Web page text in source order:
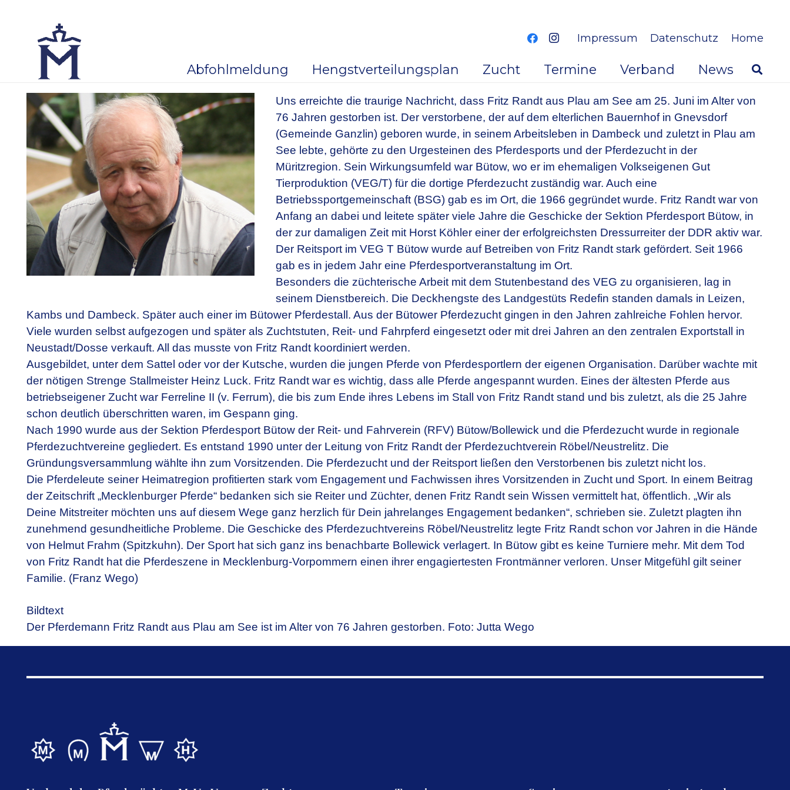
Impressum Datenschutz Home
Abfohlmeldung Hengstverteilungsplan Zucht Termine Verband News
Uns erreichte die traurige Nachricht, dass Fritz Randt aus Plau am See am 25. Juni im Alter von
76 Jahren gestorben ist. Der verstorbene, der auf dem elterlichen Bauernhof in Gnevsdorf
(Gemeinde Ganzlin) geboren wurde, in seinem Arbeitsleben in Dambeck und zuletzt in Plau am
See lebte, gehörte zu den Urgesteinen des Pferdesports und der Pferdezucht in der
Müritzregion. Sein Wirkungsumfeld war Bütow, wo er im ehemaligen Volkseigenen Gut
Tierproduktion (VEG/T) für die dortige Pferdezucht zuständig war. Auch eine
Betriebssportgemeinschaft (BSG) gab es im Ort, die 1966 gegründet wurde. Fritz Randt war von
Anfang an dabei und leitete später viele Jahre die Geschicke der Sektion Pferdesport Bütow, in
der zur damaligen Zeit mit Horst Köhler einer der erfolgreichsten Dressurreiter der DDR aktiv war.
Der Reitsport im VEG T Bütow wurde auf Betreiben von Fritz Randt stark gefördert. Seit 1966
gab es in jedem Jahr eine Pferdesportveranstaltung im Ort.
Besonders die züchterische Arbeit mit dem Stutenbestand des VEG zu organisieren, lag in
seinem Dienstbereich. Die Deckhengste des Landgestüts Redefin standen damals in Leizen,
Kambs und Dambeck. Später auch einer im Bütower Pferdestall. Aus der Bütower Pferdezucht gingen in den Jahren zahlreiche Fohlen hervor.
Viele wurden selbst aufgezogen und später als Zuchtstuten, Reit- und Fahrpferd eingesetzt oder mit drei Jahren an den zentralen Exportstall in
Neustadt/Dosse verkauft. All das musste von Fritz Randt koordiniert werden.
Ausgebildet, unter dem Sattel oder vor der Kutsche, wurden die jungen Pferde von Pferdesportlern der eigenen Organisation. Darüber wachte mit
der nötigen Strenge Stallmeister Heinz Luck. Fritz Randt war es wichtig, dass alle Pferde angespannt wurden. Eines der ältesten Pferde aus
betriebseigener Zucht war Ferreline II (v. Ferrum), die bis zum Ende ihres Lebens im Stall von Fritz Randt stand und bis zuletzt, als die 25 Jahre
schon deutlich überschritten waren, im Gespann ging.
Nach 1990 wurde aus der Sektion Pferdesport Bütow der Reit- und Fahrverein (RFV) Bütow/Bollewick und die Pferdezucht wurde in regionale
Pferdezuchtvereine gegliedert. Es entstand 1990 unter der Leitung von Fritz Randt der Pferdezuchtverein Röbel/Neustrelitz. Die
Gründungsversammlung wählte ihn zum Vorsitzenden. Die Pferdezucht und der Reitsport ließen den Verstorbenen bis zuletzt nicht los.
Die Pferdeleute seiner Heimatregion profitierten stark vom Engagement und Fachwissen ihres Vorsitzenden in Zucht und Sport. In einem Beitrag
der Zeitschrift „Mecklenburger Pferde“ bedanken sich sie Reiter und Züchter, denen Fritz Randt sein Wissen vermittelt hat, öffentlich. „Wir als
Deine Mitstreiter möchten uns auf diesem Wege ganz herzlich für Dein jahrelanges Engagement bedanken“, schrieben sie. Zuletzt plagten ihn
zunehmend gesundheitliche Probleme. Die Geschicke des Pferdezuchtvereins Röbel/Neustrelitz legte Fritz Randt schon vor Jahren in die Hände
von Helmut Frahm (Spitzkuhn). Der Sport hat sich ganz ins benachbarte Bollewick verlagert. In Bütow gibt es keine Turniere mehr. Mit dem Tod
von Fritz Randt hat die Pferdeszene in Mecklenburg-Vorpommern einen ihrer engagiertesten Frontmänner verloren. Unser Mitgefühl gilt seiner
Familie. (Franz Wego)
Bildtext
Der Pferdemann Fritz Randt aus Plau am See ist im Alter von 76 Jahren gestorben. Foto: Jutta Wego